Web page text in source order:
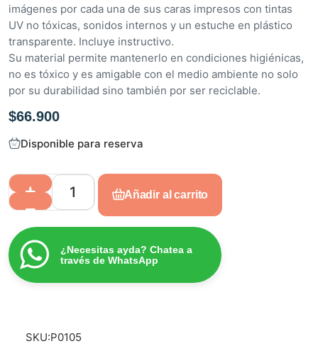
imágenes por cada una de sus caras impresos con tintas
UV no tóxicas, sonidos internos y un estuche en plástico
transparente. Incluye instructivo.
Su material permite mantenerlo en condiciones higiénicas,
no es tóxico y es amigable con el medio ambiente no solo
por su durabilidad sino también por ser reciclable.
$66.900
Disponible para reserva
Añadir al carrito
¿Necesitas ayda? Chatea a
través de WhatsApp
SKU:P0105